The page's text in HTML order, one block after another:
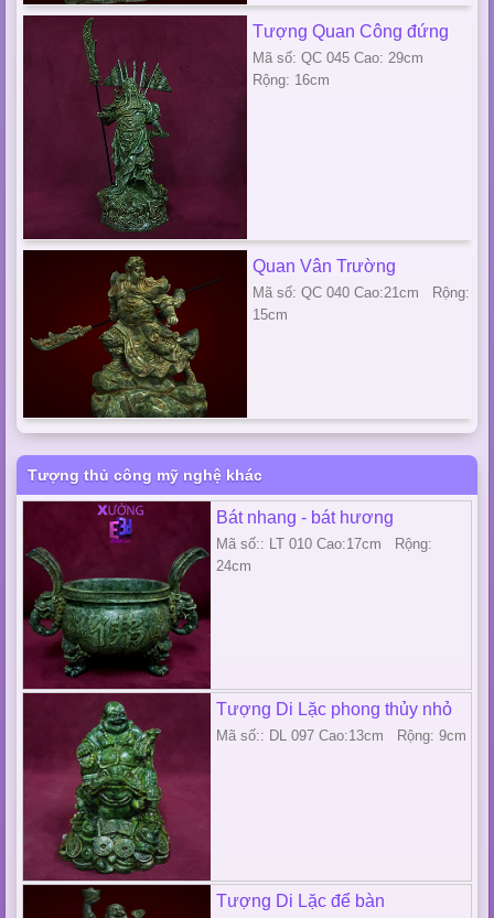
Tượng Quan Công đứng
Mã số: QC 045 Cao: 29cm
Rộng: 16cm
Quan Vân Trường
Mã số: QC 040 Cao:21cm Rộng:
15cm
Tượng thủ công mỹ nghệ khác
Bát nhang - bát hương
Mã số:: LT 010 Cao:17cm Rộng:
24cm
Tượng Di Lặc phong thủy nhỏ
Mã số:: DL 097 Cao:13cm Rộng: 9cm
Tượng Di Lặc để bàn